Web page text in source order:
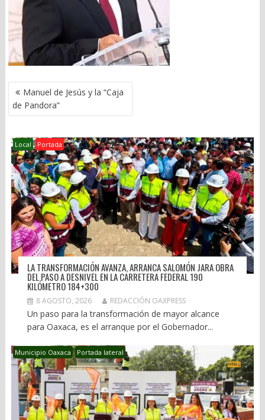
NAVEGACIÓN
DE
ENTRADAS
Manuel de Jesús y la “Caja
de Pandora”
Local Portada
LA TRANSFORMACIÓN AVANZA, ARRANCA SALOMÓN JARA OBRA
DEL PASO A DESNIVEL EN LA CARRETERA FEDERAL 190
KILÓMETRO 184+300
8 AGOSTO, 2026 REDACCIÓN OAXPRESS
Un paso para la transformación de mayor alcance
para Oaxaca, es el arranque por el Gobernador...
Municipio Oaxaca Portada lateral